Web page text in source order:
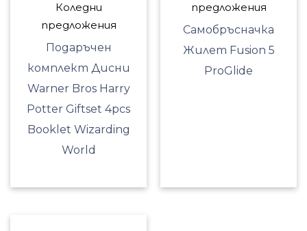
Коледни
предложения
Подаръчен
комплект Дисни
Warner Bros Harry
Potter Giftset 4pcs
Booklet Wizarding
World
предложения
Самобръсначка
Жилет Fusion 5
ProGlide